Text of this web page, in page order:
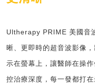
Ultherapy PRIME 美國音
晰、更即時的超音波影像
示在螢幕上，讓醫師在操
控治療深度，每一發都打